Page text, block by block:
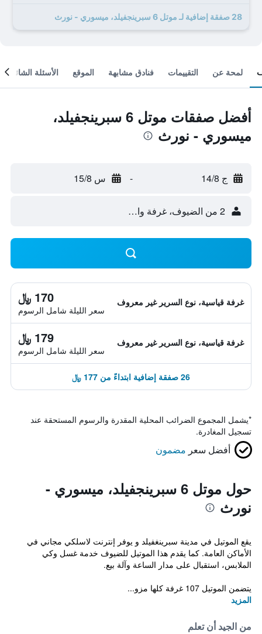
28 صفقة إضافية لـ موتل 6 سبرينجفيلد، ميسوري - نورث
لمحة عن التقييمات فنادق مشابهة الموقع الأسئلة الشائعة
أفضل صفقات موتل 6 سبرينجفيلد،
ميسوري - نورث
ج 14/8 - س 15/8
2 من الضيوف، غرفة واحدة
غرفة قياسية، نوع السرير غير معروف 170 ﷼
سعر الليلة شامل الرسوم
غرفة قياسية، نوع السرير غير معروف 179 ﷼
سعر الليلة شامل الرسوم
26 صفقة إضافية ابتداءً من 177 ﷼
*يشمل المجموع الضرائب المحلية المقدرة والرسوم المستحقة عند
تسجيل المغادرة.
أفضل سعر مضمون
حول موتل 6 سبرينجفيلد، ميسوري -
نورث
يقع الموتيل في مدينة سبرينغفيلد و يوفر إنترنت لاسلكي مجاني في
الأماكن العامة. كما يقدم هذا الموتيل للضيوف خدمة غسل وكي
الملابس، استقبال على مدار الساعة وآلة بيع.
يتضمن الموتيل 107 غرفة كلها مزو...
المزيد
من الجيد أن تعلم